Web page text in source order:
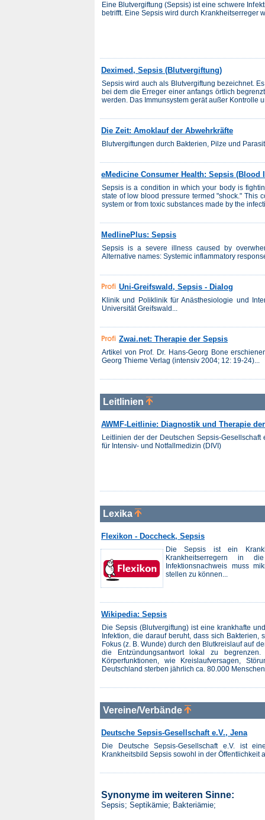
Eine Blutvergiftung (Sepsis) ist eine schwere
betrifft. Eine Sepsis wird durch Krankheitserreger
Deximed, Sepsis (Blutvergiftung)
Sepsis wird auch als Blutvergiftung bezeichnet.
bei dem die Erreger einer anfangs örtlich
werden. Das Immunsystem gerät außer Kontrolle
Die Zeit: Amoklauf der Abwehrkräfte
Blutvergiftungen durch Bakterien, Pilze und
eMedicine Consumer Health: Sepsis (Blood
Sepsis is a condition in which your body is
state of low blood pressure termed "shock." This
system or from toxic substances made by the
MedlinePlus: Sepsis
Sepsis is a severe illness caused by
Alternative names: Systemic inflammatory
Uni-Greifswald, Sepsis - Dialog
Klinik und Poliklinik für Anästhesiologie und
Universität Greifswald...
Zwai.net: Therapie der Sepsis
Artikel von Prof. Dr. Hans-Georg Bone
Georg Thieme Verlag (intensiv 2004; 12: 19-24)...
Leitlinien
AWMF-Leitlinie: Diagnostik und Therapie
Leitlinien der der Deutschen Sepsis-
für Intensiv- und Notfallmedizin (DIVI)
Lexika
Flexikon - Doccheck, Sepsis
Die Sepsis ist ein
Krankheitserregern in
Infektionsnachweis muss
stellen zu können...
Wikipedia: Sepsis
Die Sepsis (Blutvergiftung) ist eine krankhafte
Infektion, die darauf beruht, dass sich
Fokus (z. B. Wunde) durch den Blutkreislauf auf
die Entzündungsantwort lokal zu
Körperfunktionen, wie Kreislaufversagen,
Deutschland sterben jährlich ca. 80.000
Vereine/Verbände
Deutsche Sepsis-Gesellschaft e.V., Jena
Die Deutsche Sepsis-Gesellschaft e.V. ist
Krankheitsbild Sepsis sowohl in der
Synonyme im weiteren Sinne:
Sepsis; Septikämie; Bakteriämie;